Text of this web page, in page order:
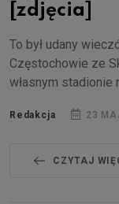
[zdjęcia]
To był udany
Częstochowie ze
własnym stadionie
Redakcja 23
CZYTAJ